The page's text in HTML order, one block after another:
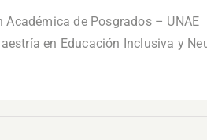
Académica de Posgrados – UNAE
en Educación Inclusiva y